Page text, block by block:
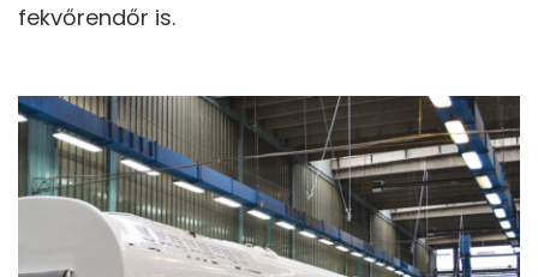
fekvőrendőr is.